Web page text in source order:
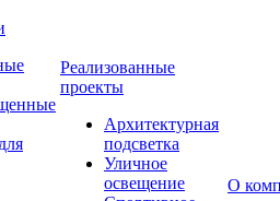
Реализованные
проекты
Архитектурная
подсветка
Уличное
освещение
О